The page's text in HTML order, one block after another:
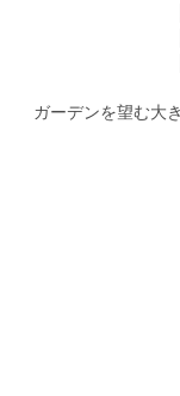
ガーデンを望む大